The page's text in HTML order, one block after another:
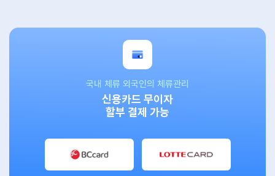
국내 체류 외국인의 체류관리
신용카드 무이자
할부 결제 가능